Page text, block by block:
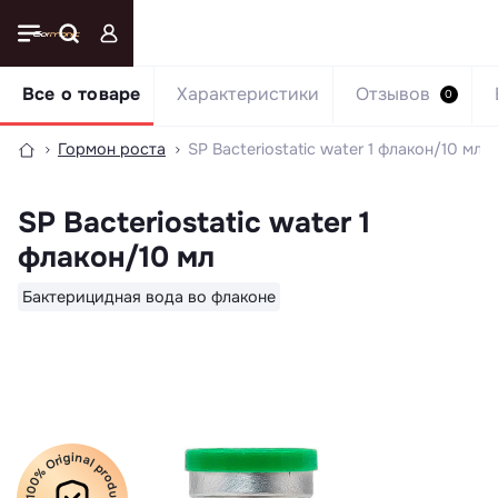
Гормон роста SP Bacteriostatic water 1 флакон/10 мл
SP Bacteriostatic water 1
флакон/10 мл
Бактерицидная вода во флаконе
Все о товаре Характеристики Отзывов 0